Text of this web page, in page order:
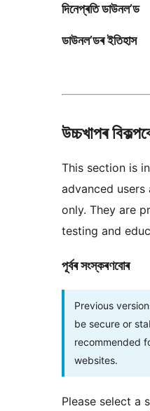
দিনেপ্ৰতি ডাউনল’ড
ডাউনল’ডৰ ইতিহাস
উচ্চখাপৰ
This section is
advanced
only. They are
testing and
পূৰ্বৰ সংস্কৰণবোৰ
Previous
be secure or
recommended
websites.
Please select a